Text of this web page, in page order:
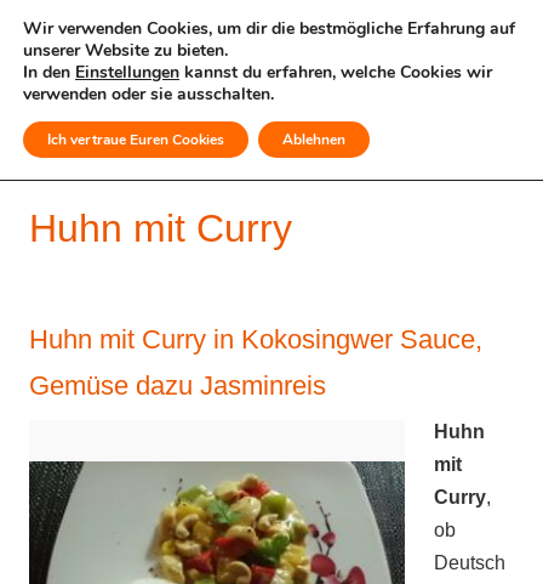
MENÜ
Huhn mit Curry
Huhn mit Curry in Kokosingwer Sauce,
Gemüse dazu Jasminreis
Huhn
mit
Curry,
ob
Deutsch
Wir verwenden Cookies, um dir die bestmögliche Erfahrung auf
unserer Website zu bieten.
In den Einstellungen kannst du erfahren, welche Cookies wir
verwenden oder sie ausschalten.
Ich vertraue Euren Cookies Ablehnen